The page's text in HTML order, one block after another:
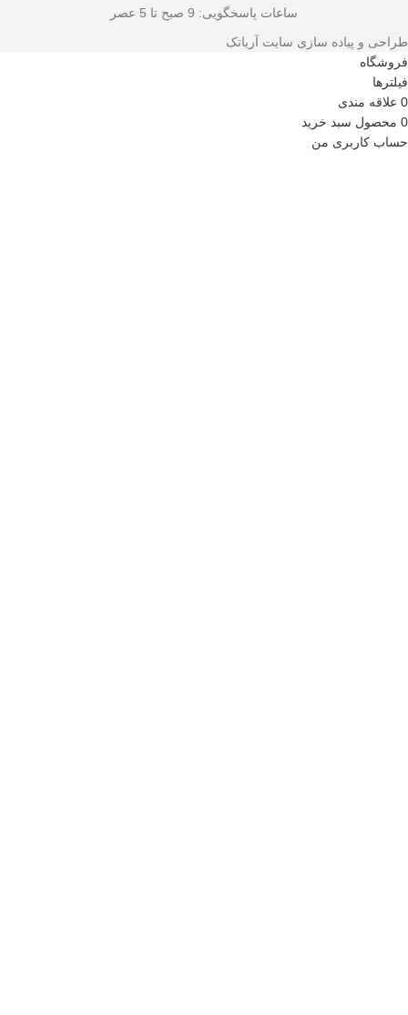
ساعات پاسخگویی: 9 صبح تا 5 عصر
طراحی و پیاده سازی سایت آریاتک
فروشگاه
فیلترها
0 علاقه مندی
0 محصول سبد خرید
حساب کاربری من